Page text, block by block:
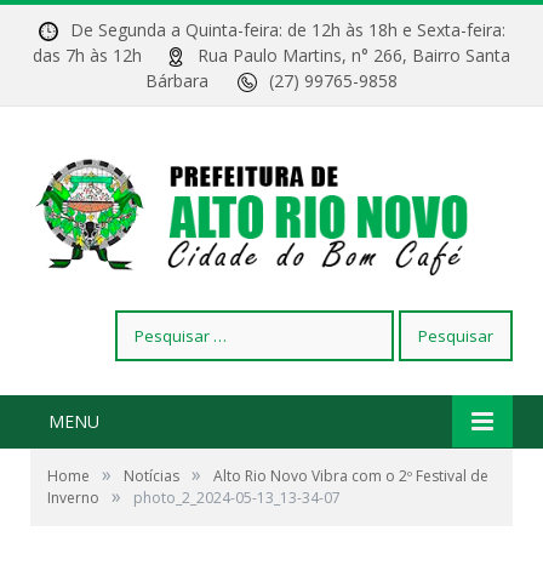
De Segunda a Quinta-feira: de 12h às 18h e Sexta-feira:
das 7h às 12h
Rua Paulo Martins, n° 266, Bairro Santa
Bárbara
(27) 99765-9858
por:
MENU
Home » Notícias »
Alto Rio Novo Vibra com o 2º Festival de
Inverno
» photo_2_2024-05-13_13-34-07